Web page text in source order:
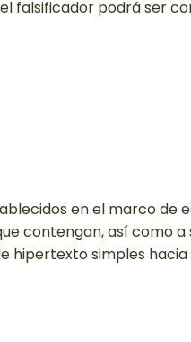
falsificador podrá ser
en el marco de
contengan, así como a
hipertexto simples hacia